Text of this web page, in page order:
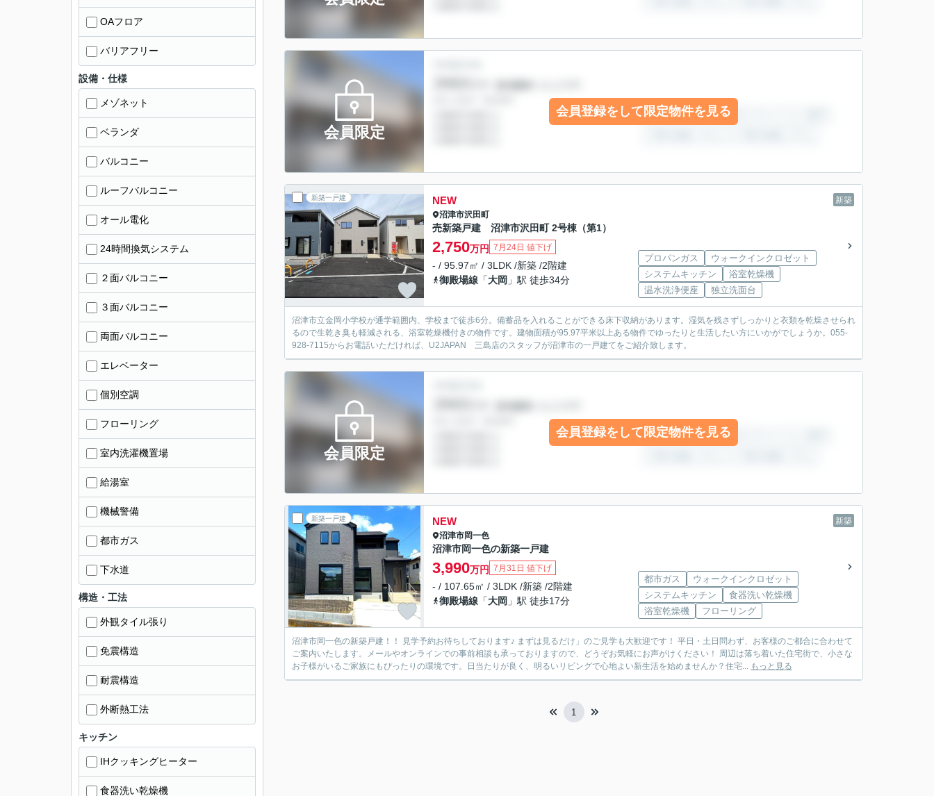
会員限定
会員登録をして限定物件を見る
新築一戸建 新築
NEW
沼津市沢田町
売新築戸建 沼津市沢田町 2号棟（第1）
2,750万円 7月24日 値下げ
- / 95.97㎡ / 3LDK /新築 /2階建
御殿場線 「大岡 」駅 徒歩34分
プロパンガス
ウォークインクロゼット
システムキッチン
浴室乾燥機
温水洗浄便座
独立洗面台
沼津市立金岡小学校が通学範囲内、学校まで徒歩6分。備蓄品を入れることができる床下収納があります。湿気を残さずしっかりと衣類を乾燥させられ
るので生乾き臭も軽減される、浴室乾燥機付きの物件です。建物面積が95.97平米以上ある物件でゆったりと生活したい方にいかがでしょうか。055-
928-7115からお電話いただければ、U2JAPAN 三島店のスタッフが沼津市の一戸建てをご紹介致します。
会員限定
会員登録をして限定物件を見る
新築一戸建 新築
NEW
沼津市岡一色
沼津市岡一色の新築一戸建
3,990万円 7月31日 値下げ
- / 107.65㎡ / 3LDK /新築 /2階建
御殿場線 「大岡 」駅 徒歩17分
都市ガス
ウォークインクロゼット
システムキッチン
食器洗い乾燥機
浴室乾燥機
フローリング
沼津市岡一色の新築戸建！！ 見学予約お待ちしております♪ まずは見るだけ」のご見学も大歓迎です！ 平日・土日問わず、お客様のご都合に合わせて
ご案内いたします。メールやオンラインでの事前相談も承っておりますので、どうぞお気軽にお声がけください！ 周辺は落ち着いた住宅街で、小さな
お子様がいるご家族にもぴったりの環境です。日当たりが良く、明るいリビングで心地よい新生活を始めませんか？住宅... もっと見る
1
OAフロア
バリアフリー
設備・仕様
メゾネット
ベランダ
バルコニー
ルーフバルコニー
オール電化
24時間換気システム
２面バルコニー
３面バルコニー
両面バルコニー
エレベーター
個別空調
フローリング
室内洗濯機置場
給湯室
機械警備
都市ガス
下水道
構造・工法
外観タイル張り
免震構造
耐震構造
外断熱工法
キッチン
IHクッキングヒーター
食器洗い乾燥機